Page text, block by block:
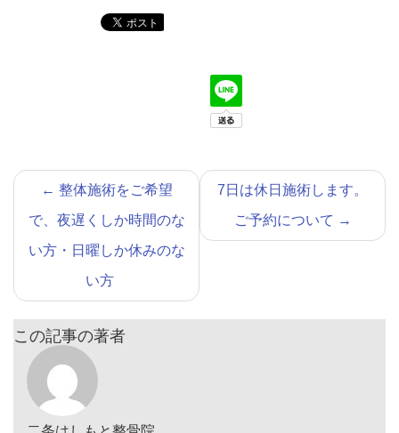
← 整体施術をご希望
で、夜遅くしか時間のな
い方・日曜しか休みのな
い方
7日は休日施術します。
ご予約について →
この記事の著者